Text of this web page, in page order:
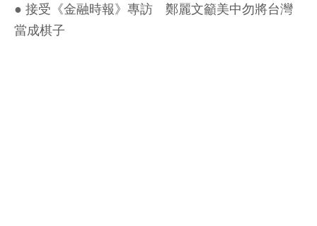
● 接受《金融時報》專訪 鄭麗文籲美中勿將台灣
當成棋子